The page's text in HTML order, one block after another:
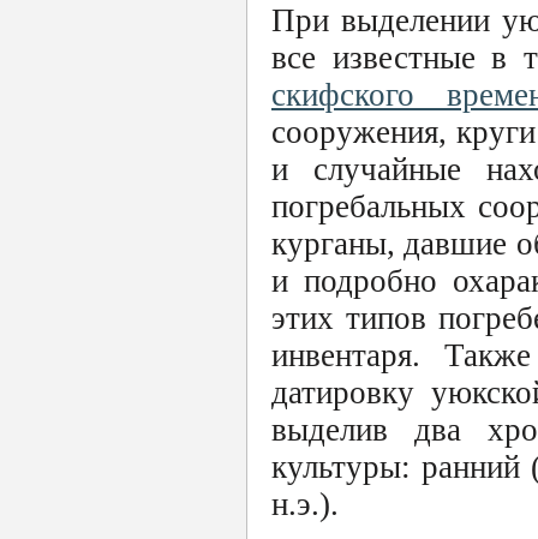
При выделении
все известные в
скифского
сооружения,
и случайные
погребальных
курганы, давшие
и подробно
этих типов
инвентаря.
датировку
выделив два
культуры:
н.э.).